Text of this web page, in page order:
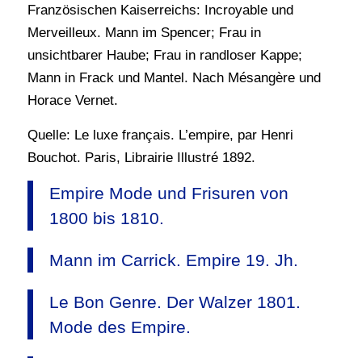
Französischen Kaiserreichs: Incroyable und
Merveilleux. Mann im Spencer; Frau in
unsichtbarer Haube; Frau in randloser Kappe;
Mann in Frack und Mantel. Nach Mésangère und
Horace Vernet.
Quelle: Le luxe français. L’empire, par Henri
Bouchot. Paris, Librairie Illustré 1892.
Empire Mode und Frisuren von
1800 bis 1810.
Mann im Carrick. Empire 19. Jh.
Le Bon Genre. Der Walzer 1801.
Mode des Empire.